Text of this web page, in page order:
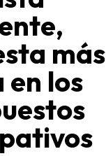
más
los